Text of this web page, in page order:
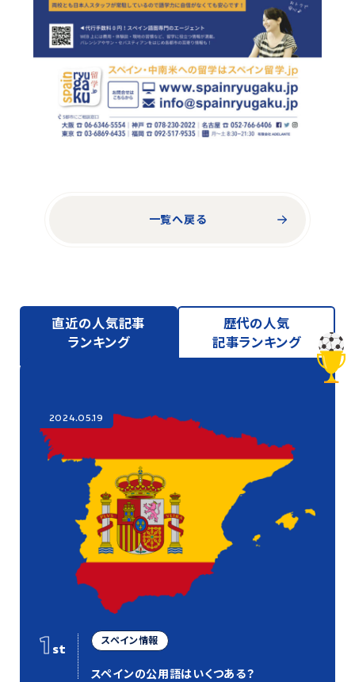
一覧へ戻る
直近の人気記事
ランキング
歴代の人気
記事ランキング
2024.05.19
1 st
スペイン情報
スペインの公用語はいくつある？